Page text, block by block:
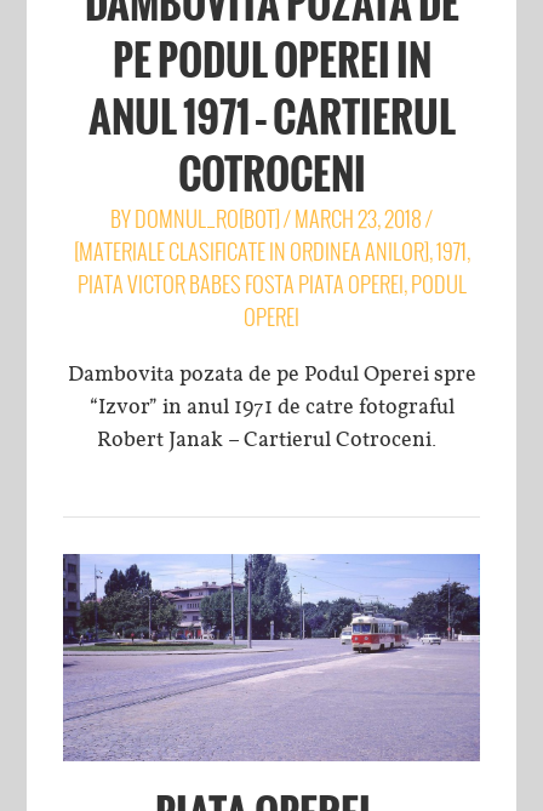
PE PODUL OPEREI IN
ANUL 1971 – CARTIERUL
COTROCENI
BYDOMNUL_RO[BOT]/MARCH 23, 2018/
[MATERIALE CLASIFICATE IN ORDINEA ANILOR],1971,
PIATA VICTOR BABES FOSTA PIATA OPEREI,PODUL
OPEREI
Dambovita pozata de pe Podul Operei spre
“Izvor” in anul 1971 de catre fotograful
Robert Janak – Cartierul Cotroceni.